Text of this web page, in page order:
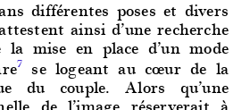
différentes poses et divers
ainsi d’une recherche
mise en place d’un mode
7 se logeant au cœur de la
du couple. Alors qu’une